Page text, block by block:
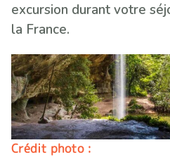
excursion durant votre
la France.
Crédit photo :